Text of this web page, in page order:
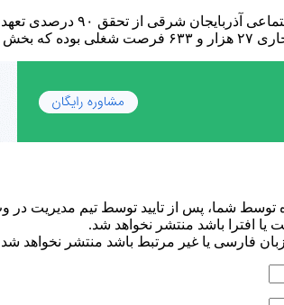
ادامه دارد.
توسط شما، پس از تایید توسط تیم مدیریت در
یا افترا باشد منتشر نخواهد شد.
زبان فارسی یا غیر مرتبط باشد منتشر نخواهد